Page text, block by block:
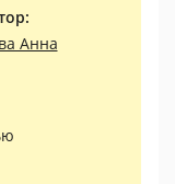
Анна